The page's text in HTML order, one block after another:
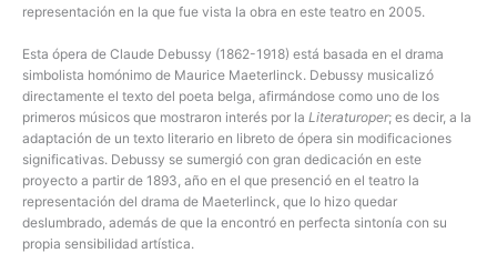
representación en la que fue vista la obra en este teatro en 2005.
Esta ópera de Claude Debussy (1862-1918) está basada en el drama
simbolista homónimo de Maurice Maeterlinck. Debussy musicalizó
directamente el texto del poeta belga, afirmándose como uno de los
primeros músicos que mostraron interés por la Literaturoper; es decir, a la
adaptación de un texto literario en libreto de ópera sin modificaciones
significativas. Debussy se sumergió con gran dedicación en este
proyecto a partir de 1893, año en el que presenció en el teatro la
representación del drama de Maeterlinck, que lo hizo quedar
deslumbrado, además de que la encontró en perfecta sintonía con su
propia sensibilidad artística.